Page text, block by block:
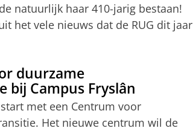
natuurlijk haar 410-jarig bestaan!
het vele nieuws dat de RUG dit jaar
duurzame
bij Campus Fryslân
start met een Centrum voor
Het nieuwe centrum wil de